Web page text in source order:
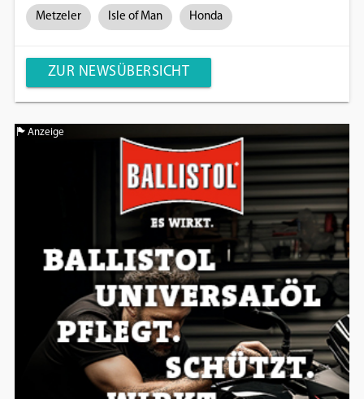
Metzeler Isle of Man Honda
ZUR NEWSÜBERSICHT
Anzeige